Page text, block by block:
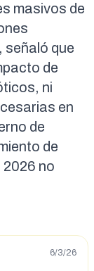
masivos de
señaló que
de
ni
en
de
de
2026 no
6/3/26